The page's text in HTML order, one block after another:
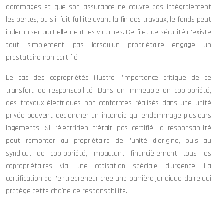
dommages et que son assurance ne couvre pas intégralement
les pertes, ou s’il fait faillite avant la fin des travaux, le fonds peut
indemniser partiellement les victimes. Ce filet de sécurité n’existe
tout simplement pas lorsqu’un propriétaire engage un
prestataire non certifié.
Le cas des copropriétés illustre l’importance critique de ce
transfert de responsabilité. Dans un immeuble en copropriété,
des travaux électriques non conformes réalisés dans une unité
privée peuvent déclencher un incendie qui endommage plusieurs
logements. Si l’électricien n’était pas certifié, la responsabilité
peut remonter au propriétaire de l’unité d’origine, puis au
syndicat de copropriété, impactant financièrement tous les
copropriétaires via une cotisation spéciale d’urgence. La
certification de l’entrepreneur crée une barrière juridique claire qui
protège cette chaîne de responsabilité.